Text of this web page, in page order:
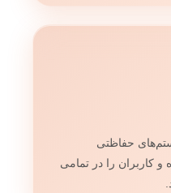
حفاظتی
و کاربران را در تمامی